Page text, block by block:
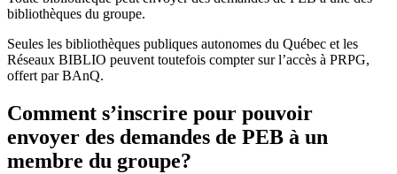
bibliothèques du groupe.
Seules les bibliothèques publiques autonomes du Québec et les
Réseaux BIBLIO peuvent toutefois compter sur l’accès à PRPG,
offert par BAnQ.
Comment s’inscrire pour pouvoir
envoyer des demandes de PEB à un
membre du groupe?